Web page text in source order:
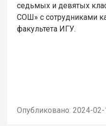
седьмых и девятых
СОШ» с сотрудниками
факультета ИГУ.
Опубликовано: 2024-02-